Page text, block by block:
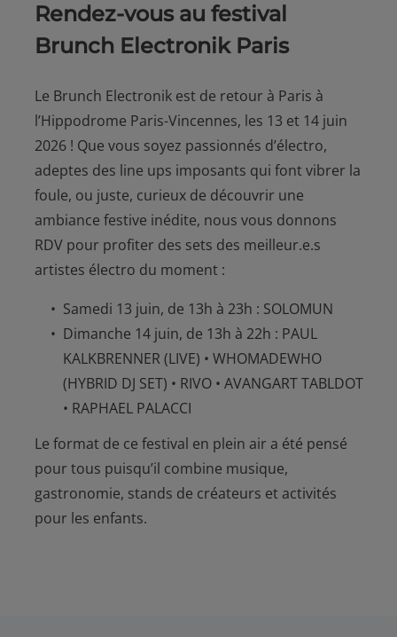
Rendez-vous au festival
Brunch Electronik Paris
Le Brunch Electronik est de retour à Paris à
l’Hippodrome Paris-Vincennes, les 13 et 14 juin
2026 ! Que vous soyez passionnés d’électro,
adeptes des line ups imposants qui font vibrer la
foule, ou juste, curieux de découvrir une
ambiance festive inédite, nous vous donnons
RDV pour profiter des sets des meilleur.e.s
artistes électro du moment :
Samedi 13 juin, de 13h à 23h : SOLOMUN
Dimanche 14 juin, de 13h à 22h : PAUL
KALKBRENNER (LIVE) • WHOMADEWHO
(HYBRID DJ SET) • RIVO • AVANGART TABLDOT
• RAPHAEL PALACCI
Le format de ce festival en plein air a été pensé
pour tous puisqu’il combine musique,
gastronomie, stands de créateurs et activités
pour les enfants.